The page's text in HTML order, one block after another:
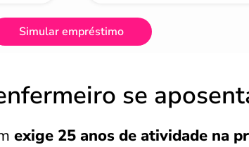
Simular empréstimo
se
exige 25 anos de atividade na